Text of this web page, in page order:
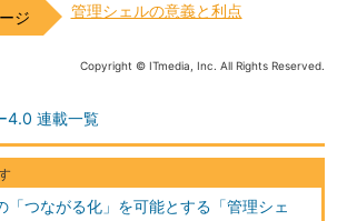
管理シェルの意義と利点
Copyright © ITmedia, Inc. All Rights Reserved.
4.0 連載一覧
「つながる化」を可能とする「管理シェ